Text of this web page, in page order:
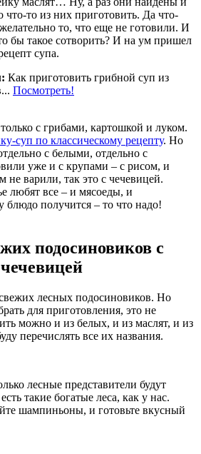
то из них приготовить. Да что-
то, что еще не готовили. И
бы такое сотворить? И на ум пришел
супа.
Как приготовить грибной суп из
Посмотреть!
с грибами, картошкой и луком.
суп по классическому рецепту. Но
с белыми, отдельно с
уже и с крупами – с рисом, и
не варили, так это с чечевицей.
любят все – и мясоеды, и
блюдо получится – то что надо!
подосиновиков с
чечевицей
свежих лесных подосиновиков. Но
для приготовления, это не
можно и из белых, и из маслят, и из
перечислять все их названия.
лесные представители будут
такие богатые леса, как у нас.
шампиньоны, и готовьте вкусный